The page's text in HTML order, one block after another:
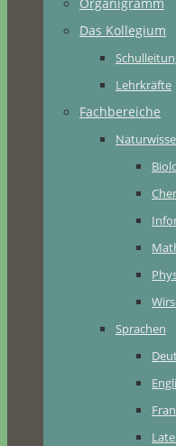
Das Kollegium
Lehrkräfte
Fachbereiche
Sprachen